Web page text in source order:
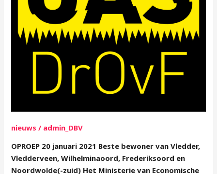
nieuws / admin_DBV
OPROEP 20 januari 2021 Beste bewoner van Vledder,
Vledderveen, Wilhelminaoord, Frederiksoord en
Noordwolde(-zuid) Het Ministerie van Economische